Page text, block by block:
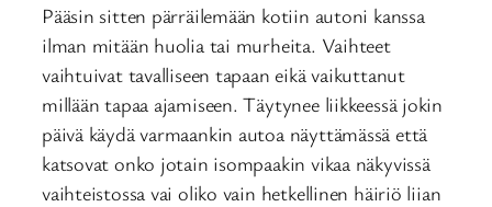
Pääsin sitten pärräilemään kotiin autoni kanssa
ilman mitään huolia tai murheita. Vaihteet
vaihtuivat tavalliseen tapaan eikä vaikuttanut
millään tapaa ajamiseen. Täytynee liikkeessä jokin
päivä käydä varmaankin autoa näyttämässä että
katsovat onko jotain isompaakin vikaa näkyvissä
vaihteistossa vai oliko vain hetkellinen häiriö liian